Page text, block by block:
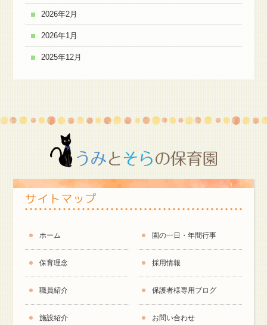
2026年2月
2026年1月
2025年12月
サイトマップ
ホーム
保育理念
職員紹介
施設紹介
園の一日・年間行事
採用情報
保護者様専用ブログ
お問い合わせ